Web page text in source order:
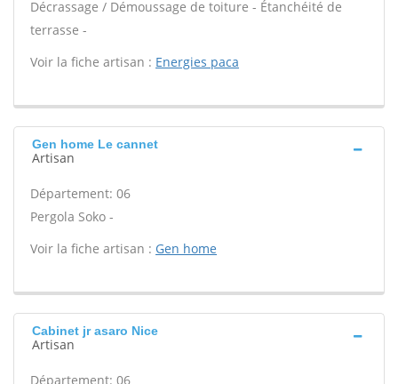
Décrassage / Démoussage de toiture - Étanchéité de
terrasse -
Voir la fiche artisan : Energies paca
Gen home Le cannet
Artisan
Département: 06
Pergola Soko -
Voir la fiche artisan : Gen home
Cabinet jr asaro Nice
Artisan
Département: 06